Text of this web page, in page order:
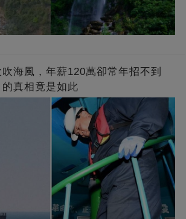
海風，年薪120萬卻常年招不到
真相竟是如此